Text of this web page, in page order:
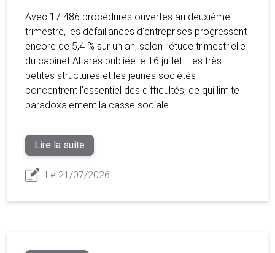
Avec 17 486 procédures ouvertes au deuxième
trimestre, les défaillances d'entreprises progressent
encore de 5,4 % sur un an, selon l'étude trimestrielle
du cabinet Altares publiée le 16 juillet. Les très
petites structures et les jeunes sociétés
concentrent l'essentiel des difficultés, ce qui limite
paradoxalement la casse sociale.
Lire la suite
Le 21/07/2026